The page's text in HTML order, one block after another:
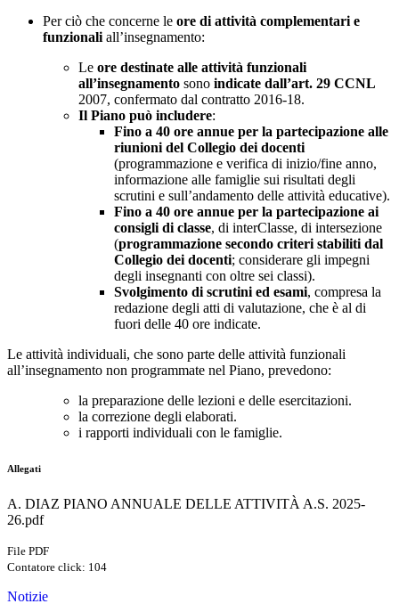
Per ciò che concerne le ore di attività complementari e
funzionali all’insegnamento:
Le ore destinate alle attività funzionali
all’insegnamento sono indicate dall’art. 29 CCNL
2007, confermato dal contratto 2016-18.
Il Piano può includere:
Fino a 40 ore annue per la partecipazione alle
riunioni del Collegio dei docenti
(programmazione e verifica di inizio/fine anno,
informazione alle famiglie sui risultati degli
scrutini e sull’andamento delle attività educative).
Fino a 40 ore annue per la partecipazione ai
consigli di classe, di interClasse, di intersezione
(programmazione secondo criteri stabiliti dal
Collegio dei docenti; considerare gli impegni
degli insegnanti con oltre sei classi).
Svolgimento di scrutini ed esami, compresa la
redazione degli atti di valutazione, che è al di
fuori delle 40 ore indicate.
Le attività individuali, che sono parte delle attività funzionali
all’insegnamento non programmate nel Piano, prevedono:
la preparazione delle lezioni e delle esercitazioni.
la correzione degli elaborati.
i rapporti individuali con le famiglie.
Allegati
A. DIAZ PIANO ANNUALE DELLE ATTIVITÀ A.S. 2025-
26.pdf
File PDF
Contatore click: 104
Notizie